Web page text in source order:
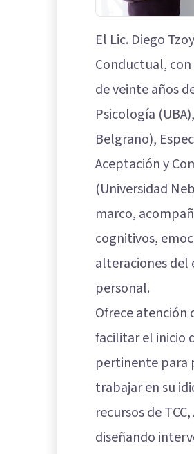
El Lic. Diego
Conductual, con
de veinte años
Psicología
Belgrano),
Aceptación y
(Universidad
marco,
cognitivos,
alteraciones del
personal.
Ofrece atención
facilitar el inicio
pertinente para
trabajar en su
recursos de
diseñando